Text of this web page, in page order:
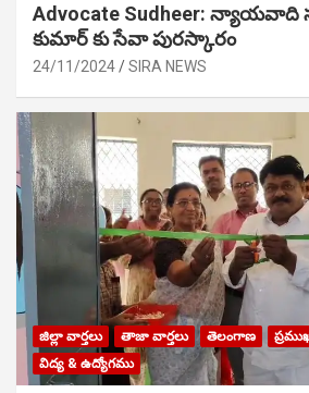
Advocate Sudheer: న్యాయవాది
కుమార్ కు సేవా పురస్కారం
24/11/2024 SIRA NEWS
జిల్లా వార్తలు తాజా వార్తలు తెలంగాణ
విద్య & ఉద్యోగము